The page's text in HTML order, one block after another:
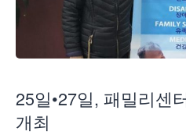
25일•27일, 패밀리센
개최